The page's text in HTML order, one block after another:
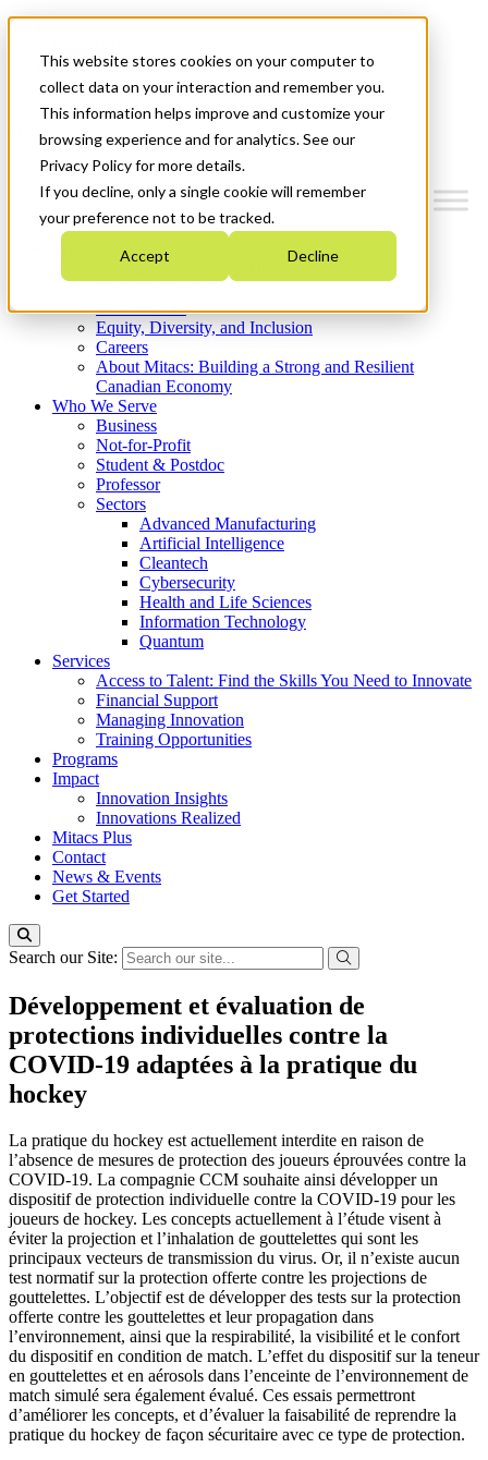
This website stores cookies on your computer to
collect data on your interaction and remember you.
This information helps improve and customize your
browsing experience and for analytics. See our
Privacy Policy for more details.
If you decline, only a single cookie will remember
your preference not to be tracked.
Accept Decline
News & Events
Get Started
Menu
Who We Are
Strategic Plan 2026-2030
What We Do
Equity, Diversity, and Inclusion
Careers
About Mitacs: Building a Strong and Resilient
Canadian Economy
Who We Serve
Business
Not-for-Profit
Student & Postdoc
Professor
Sectors
Advanced Manufacturing
Artificial Intelligence
Cleantech
Cybersecurity
Health and Life Sciences
Information Technology
Quantum
Services
Access to Talent: Find the Skills You Need to Innovate
Financial Support
Managing Innovation
Training Opportunities
Programs
Impact
Innovation Insights
Innovations Realized
Mitacs Plus
Contact
News & Events
Get Started
Search our Site:
Développement et évaluation de
protections individuelles contre la
COVID-19 adaptées à la pratique du
hockey
La pratique du hockey est actuellement interdite en raison de
l’absence de mesures de protection des joueurs éprouvées contre la
COVID-19. La compagnie CCM souhaite ainsi développer un
dispositif de protection individuelle contre la COVID-19 pour les
joueurs de hockey. Les concepts actuellement à l’étude visent à
éviter la projection et l’inhalation de gouttelettes qui sont les
principaux vecteurs de transmission du virus. Or, il n’existe aucun
test normatif sur la protection offerte contre les projections de
gouttelettes. L’objectif est de développer des tests sur la protection
offerte contre les gouttelettes et leur propagation dans
l’environnement, ainsi que la respirabilité, la visibilité et le confort
du dispositif en condition de match. L’effet du dispositif sur la teneur
en gouttelettes et en aérosols dans l’enceinte de l’environnement de
match simulé sera également évalué. Ces essais permettront
d’améliorer les concepts, et d’évaluer la faisabilité de reprendre la
pratique du hockey de façon sécuritaire avec ce type de protection.